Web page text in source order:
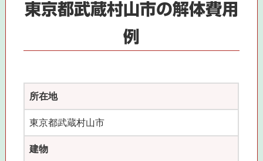
東京都武蔵村山市の解体費用
例
所在地
東京都武蔵村山市
建物